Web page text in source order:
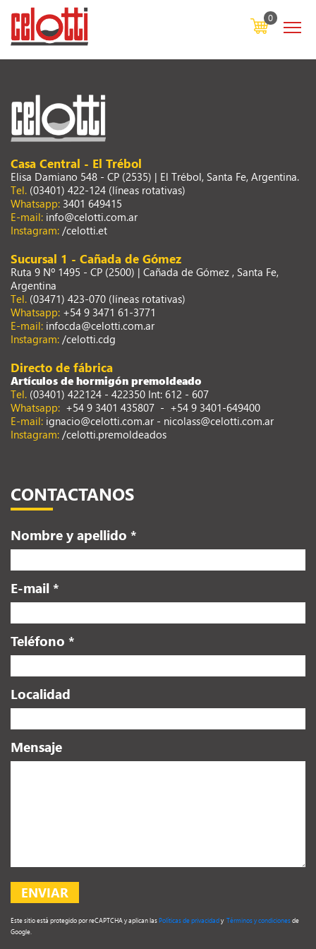
0
Casa Central - El Trébol
Elisa Damiano 548 - CP (2535) | El Trébol, Santa Fe, Argentina.
Tel. (03401) 422-124 (líneas rotativas)
Whatsapp: 3401 649415
E-mail: info@celotti.com.ar
Instagram: /celotti.et
Sucursal 1 - Cañada de Gómez
Ruta 9 Nº 1495 - CP (2500) | Cañada de Gómez , Santa Fe,
Argentina
Tel. (03471) 423-070 (líneas rotativas)
Whatsapp: +54 9 3471 61-3771
E-mail: infocda@celotti.com.ar
Instagram: /celotti.cdg
Directo de fábrica
Artículos de hormigón premoldeado
Tel. (03401) 422124 - 422350 Int: 612 - 607
Whatsapp: +54 9 3401 435807 - +54 9 3401-649400
E-mail: ignacio@celotti.com.ar - nicolass@celotti.com.ar
Instagram: /celotti.premoldeados
CONTACTANOS
Nombre y apellido *
E-mail *
Teléfono *
Localidad
Mensaje
Este sitio está protegido por reCAPTCHA y aplican lasPolíticas de privacidady Términos y condicionesde
Google.